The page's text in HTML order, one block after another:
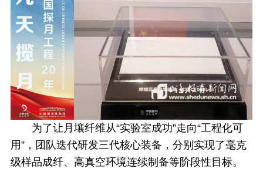
为了让月壤纤维从“实验室成功”走向“工程化可
用”，团队迭代研发三代核心装备，分别实现了毫克
级样品成纤、高真空环境连续制备等阶段性目标。